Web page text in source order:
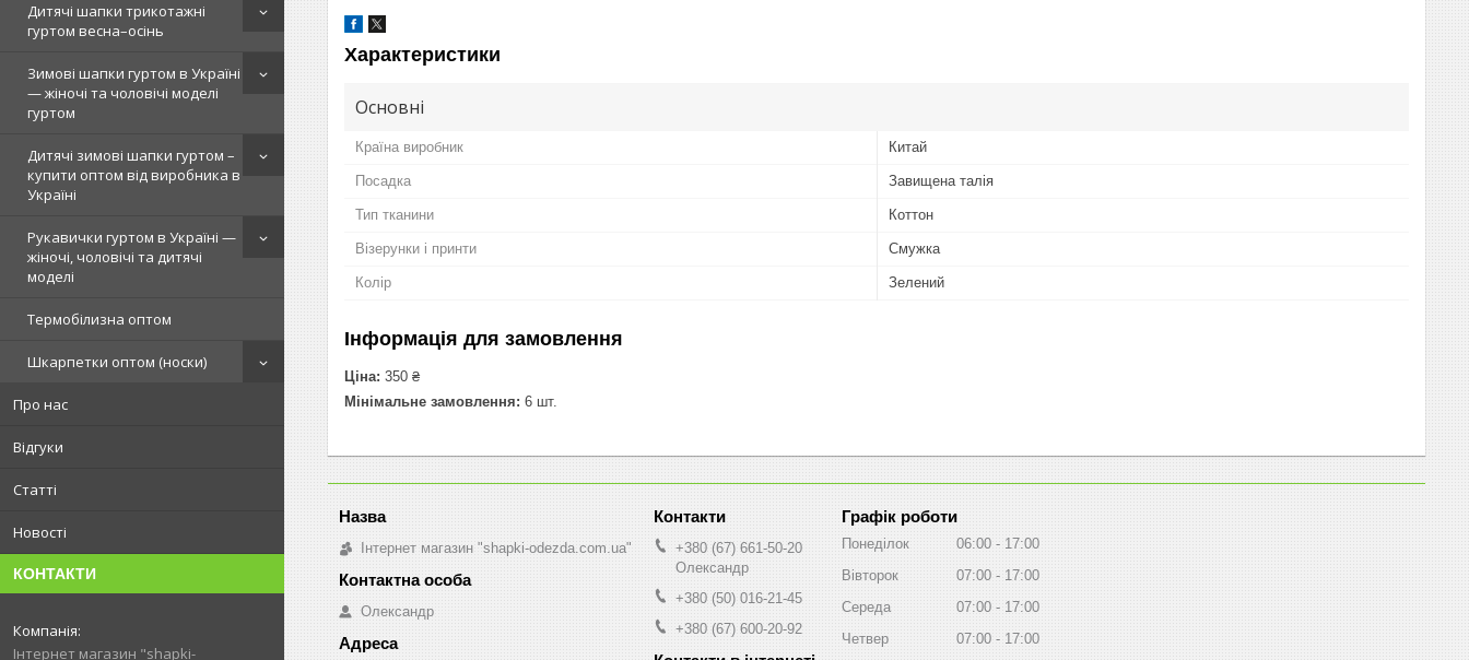
Дитячі шапки трикотажні
гуртом весна–осінь
Зимові шапки гуртом в Україні
— жіночі та чоловічі моделі
гуртом
Дитячі зимові шапки гуртом –
купити оптом від виробника в
Україні
Рукавички гуртом в Україні —
жіночі, чоловічі та дитячі
моделі
Термобілизна оптом
Шкарпетки оптом (носки)
Про нас
Відгуки
Статті
Новості
КОНТАКТИ
Інтернет магазин "shapki-
Характеристики
Основні
Країна виробник Китай
Посадка Завищена талія
Тип тканини Коттон
Візерунки і принти Смужка
Колір Зелений
Інформація для замовлення
Ціна: 350 ₴
Мінімальне замовлення: 6 шт.
Інтернет магазин "shapki-odezda.com.ua"
Олександр
+380 (67) 661-50-20
Олександр
+380 (50) 016-21-45
+380 (67) 600-20-92
Графік роботи
Понеділок 06:00
17:00
Вівторок
07:00
17:00
Середа
07:00
17:00
Четвер
07:00 17:00